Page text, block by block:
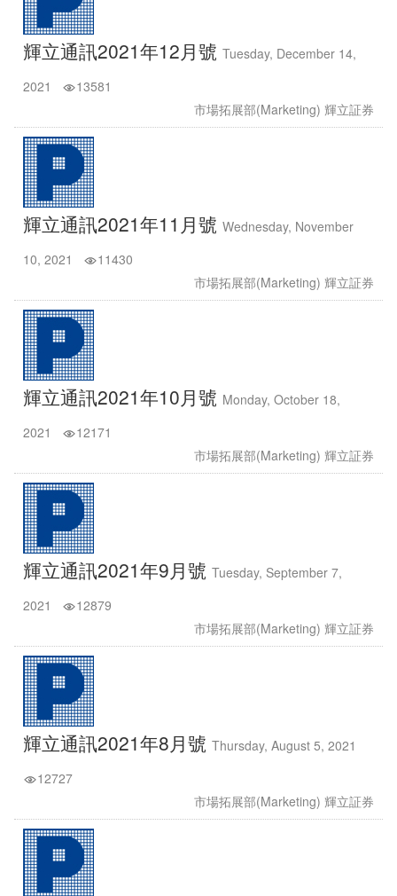
輝立通訊2021年12月號 Tuesday, December 14,
2021
13581
市場拓展部(Marketing) 輝立証券
輝立通訊2021年11月號 Wednesday, November
10, 2021
11430
市場拓展部(Marketing) 輝立証券
輝立通訊2021年10月號 Monday, October 18,
2021
12171
市場拓展部(Marketing) 輝立証券
輝立通訊2021年9月號 Tuesday, September 7,
2021
12879
市場拓展部(Marketing) 輝立証券
輝立通訊2021年8月號 Thursday, August 5, 2021
12727
市場拓展部(Marketing) 輝立証券